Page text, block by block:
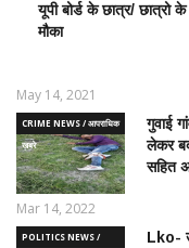
EDUCATION
WORLD /
यूपी बोर्ड के छात्र/
मौका
May 14, 2021
CRIME NEWS / आपराधिक
ख़बरे
गुवाई
लेकर
सहित
Mar 14, 2022
POLITICS NEWS /
Lko-